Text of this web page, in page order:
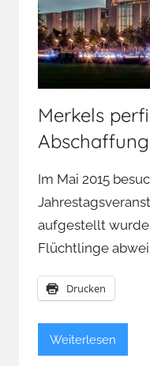
Merkels
Im Mai 2015
aufgestellt
Flüchtlinge
Drucken
Weiterlesen